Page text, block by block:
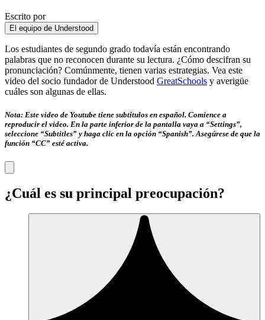
Escrito por
El equipo de Understood
Los estudiantes de segundo grado todavía están encontrando
palabras que no reconocen durante su lectura. ¿Cómo descifran su
pronunciación? Comúnmente, tienen varias estrategias. Vea este
video del socio fundador de Understood GreatSchools y averigüe
cuáles son algunas de ellas.
Nota: Este video de Youtube tiene subtítulos en español. Comience a
reproducir el video. En la parte inferior de la pantalla vaya a “Settings”,
seleccione “Subtitles” y haga clic en la opción “Spanish”. Asegúrese de que la
función “CC” esté activa.
¿Cuál es su principal preocupación?